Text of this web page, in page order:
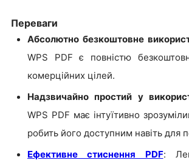
Переваги
Абсолютно безкоштовне
WPS PDF є повністю
комерційних цілей.
Надзвичайно простий у
WPS PDF має інтуїтивно
робить його доступним навіть для
Ефективне стиснення PDF: